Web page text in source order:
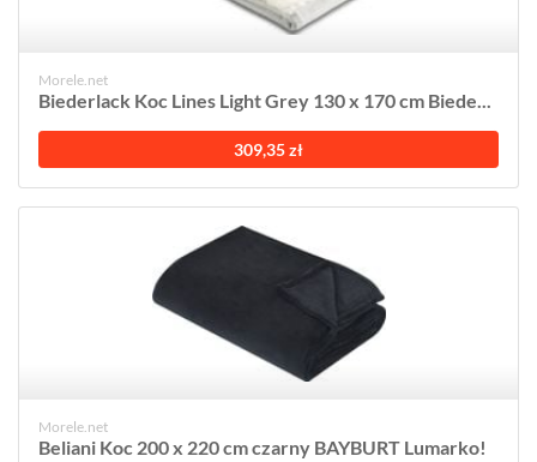
Morele.net
Biederlack Koc Lines Light Grey 130 x 170 cm Biede...
309,35 zł
Morele.net
Beliani Koc 200 x 220 cm czarny BAYBURT Lumarko!